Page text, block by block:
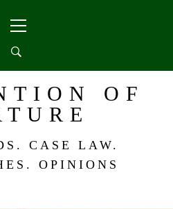
Menu
OF
CASE LAW.
OPINIONS